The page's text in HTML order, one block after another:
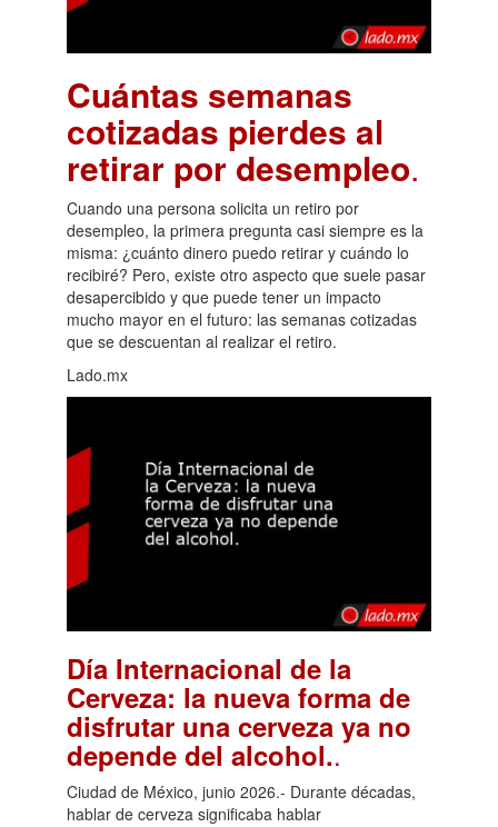
Cuántas semanas
cotizadas pierdes al
retirar por desempleo.
Cuando una persona solicita un retiro por
desempleo, la primera pregunta casi siempre es la
misma: ¿cuánto dinero puedo retirar y cuándo lo
recibiré? Pero, existe otro aspecto que suele pasar
desapercibido y que puede tener un impacto
mucho mayor en el futuro: las semanas cotizadas
que se descuentan al realizar el retiro.
Lado.mx
Día Internacional de la
Cerveza: la nueva forma de
disfrutar una cerveza ya no
depende del alcohol..
Ciudad de México, junio 2026.- Durante décadas,
hablar de cerveza significaba hablar